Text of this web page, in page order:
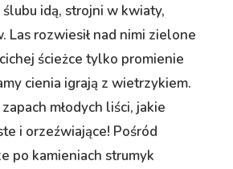
ślubu idą, strojni w kwiaty,
Las rozwiesił nad nimi zielone
ścieżce tylko promienie
cienia igrają z wietrzykiem.
młodych liści, jakie
i orzeźwiające! Pośród
po kamieniach strumyk